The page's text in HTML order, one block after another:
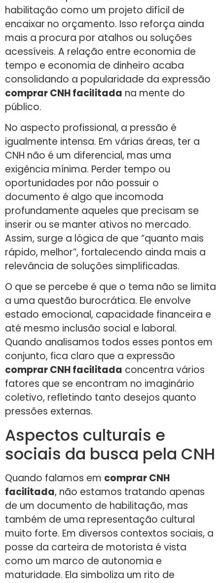
habilitação como um projeto difícil de
encaixar no orçamento. Isso reforça ainda
mais a procura por atalhos ou soluções
acessíveis. A relação entre economia de
tempo e economia de dinheiro acaba
consolidando a popularidade da expressão
comprar CNH facilitada na mente do
público.
No aspecto profissional, a pressão é
igualmente intensa. Em várias áreas, ter a
CNH não é um diferencial, mas uma
exigência mínima. Perder tempo ou
oportunidades por não possuir o
documento é algo que incomoda
profundamente aqueles que precisam se
inserir ou se manter ativos no mercado.
Assim, surge a lógica de que “quanto mais
rápido, melhor”, fortalecendo ainda mais a
relevância de soluções simplificadas.
O que se percebe é que o tema não se limita
a uma questão burocrática. Ele envolve
estado emocional, capacidade financeira e
até mesmo inclusão social e laboral.
Quando analisamos todos esses pontos em
conjunto, fica claro que a expressão
comprar CNH facilitada concentra vários
fatores que se encontram no imaginário
coletivo, refletindo tanto desejos quanto
pressões externas.
Aspectos culturais e
sociais da busca pela CNH
Quando falamos em comprar CNH
facilitada, não estamos tratando apenas
de um documento de habilitação, mas
também de uma representação cultural
muito forte. Em diversos contextos sociais, a
posse da carteira de motorista é vista
como um marco de autonomia e
maturidade. Ela simboliza um rito de